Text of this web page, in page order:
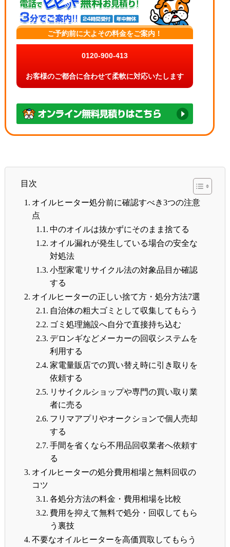
ご予約前に大よその料金をご案内！
0120-900-413
お客様のご都合に合わせて柔軟に対応いたします
目次
オイルヒーター処分前に確認すべき3つの注意
点
中のオイルは抜かずにそのまま捨てる
オイル漏れが発生している場合の安全な
対処法
小型家電リサイクル法の対象品目か確認
する
オイルヒーターの正しい捨て方・処分方法7選
自治体の粗大ゴミとして収集してもらう
ゴミ処理施設へ自分で直接持ち込む
デロンギなどメーカーの回収システムを
利用する
家電量販店での買い替え時に引き取りを
依頼する
リサイクルショップや専門の買い取り業
者に売る
フリマアプリやオークションで個人売却
する
手間を省くなら不用品回収業者へ依頼す
る
オイルヒーターの処分費用相場と無料回収の
コツ
各処分方法の料金・費用相場を比較
費用を抑えて無料で処分・回収してもら
う裏技
不要なオイルヒーターを高価買取してもらう